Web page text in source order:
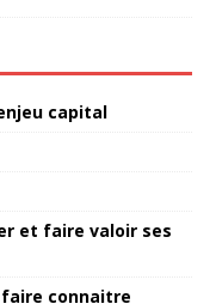
capital
et faire valoir ses
connaitre